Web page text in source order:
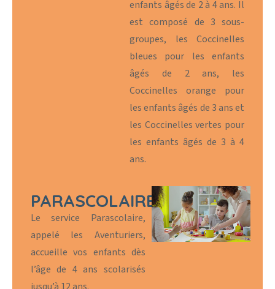
enfants âgés de 2 à 4 ans. Il
est composé de 3 sous-
groupes, les Coccinelles
bleues pour les enfants
âgés de 2 ans, les
Coccinelles orange pour
les enfants âgés de 3 ans et
les Coccinelles vertes pour
les enfants âgés de 3 à 4
ans.
PARASCOLAIRE
Le service Parascolaire,
appelé les Aventuriers,
accueille vos enfants dès
l’âge de 4 ans scolarisés